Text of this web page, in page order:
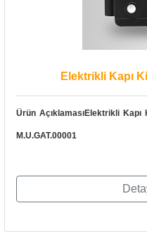
Elektrikli Kapı
Ürün AçıklamasıElektrikli
M.U.GAT.00001